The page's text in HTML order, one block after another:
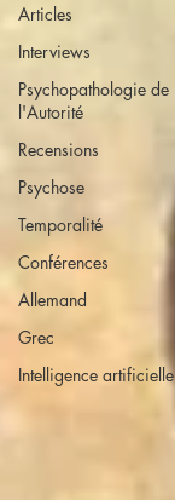
Articles
Interviews
Psychopathologie de
l'Autorité
Recensions
Psychose
Temporalité
Conférences
Allemand
Grec
Intelligence artificielle